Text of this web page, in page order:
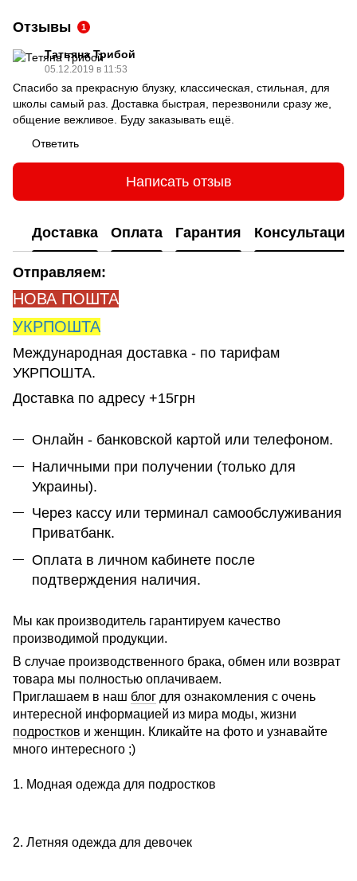
Отзывы 1
Татьяна Трибой
05.12.2019 в 11:53
Спасибо за прекрасную блузку, классическая, стильная, для
школы самый раз. Доставка быстрая, перезвонили сразу же,
общение вежливое. Буду заказывать ещё.
Ответить
Написать отзыв
Доставка Оплата Гарантия Консультация
Отправляем:
НОВА ПОШТА
УКРПОШТА
Международная доставка - по тарифам
УКРПОШТА.
Доставка по адресу +15грн
Онлайн - банковской картой или телефоном.
Наличными при получении (только для
Украины).
Через кассу или терминал самообслуживания
Приватбанк.
Оплата в личном кабинете после
подтверждения наличия.
Мы как производитель гарантируем качество
производимой продукции.
В случае производственного брака, обмен или возврат
товара мы полностью оплачиваем.
Приглашаем в наш блог для ознакомления с очень
интересной информацией из мира моды, жизни
подростков и женщин. Кликайте на фото и узнавайте
много интересного ;)
1. Модная одежда для подростков
2. Летняя одежда для девочек